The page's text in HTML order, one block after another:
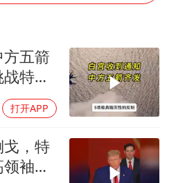
河南刑案嫌犯被抓 逃窜时伤害多人
三警齐发！多地10级以上雷暴大风
全民健身 共筑健康中国
五箭
特朗
打开APP
，特
袖一